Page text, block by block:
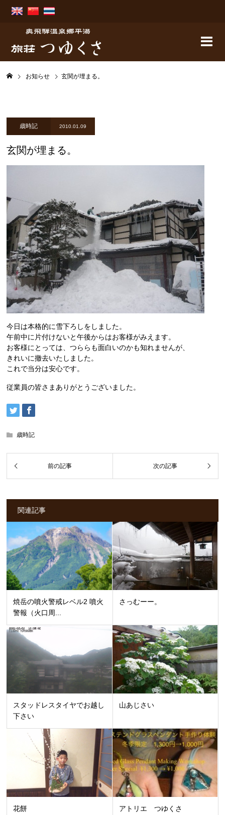
お知らせ 玄関が埋まる。
歳時記 2010.01.09
玄関が埋まる。
今日は本格的に雪下ろしをしました。
午前中に片付けないと午後からはお客様がみえます。
お客様にとっては、つららも面白いのかも知れませんが、
きれいに撤去いたしました。
これで当分は安心です。
従業員の皆さまありがとうございました。
歳時記
関連記事
焼岳の噴火警戒レベル2 噴火
警報（火口周...
さっむーー。
スタッドレスタイヤでお越し
下さい
山あじさい
花餅 アトリエ つゆくさ